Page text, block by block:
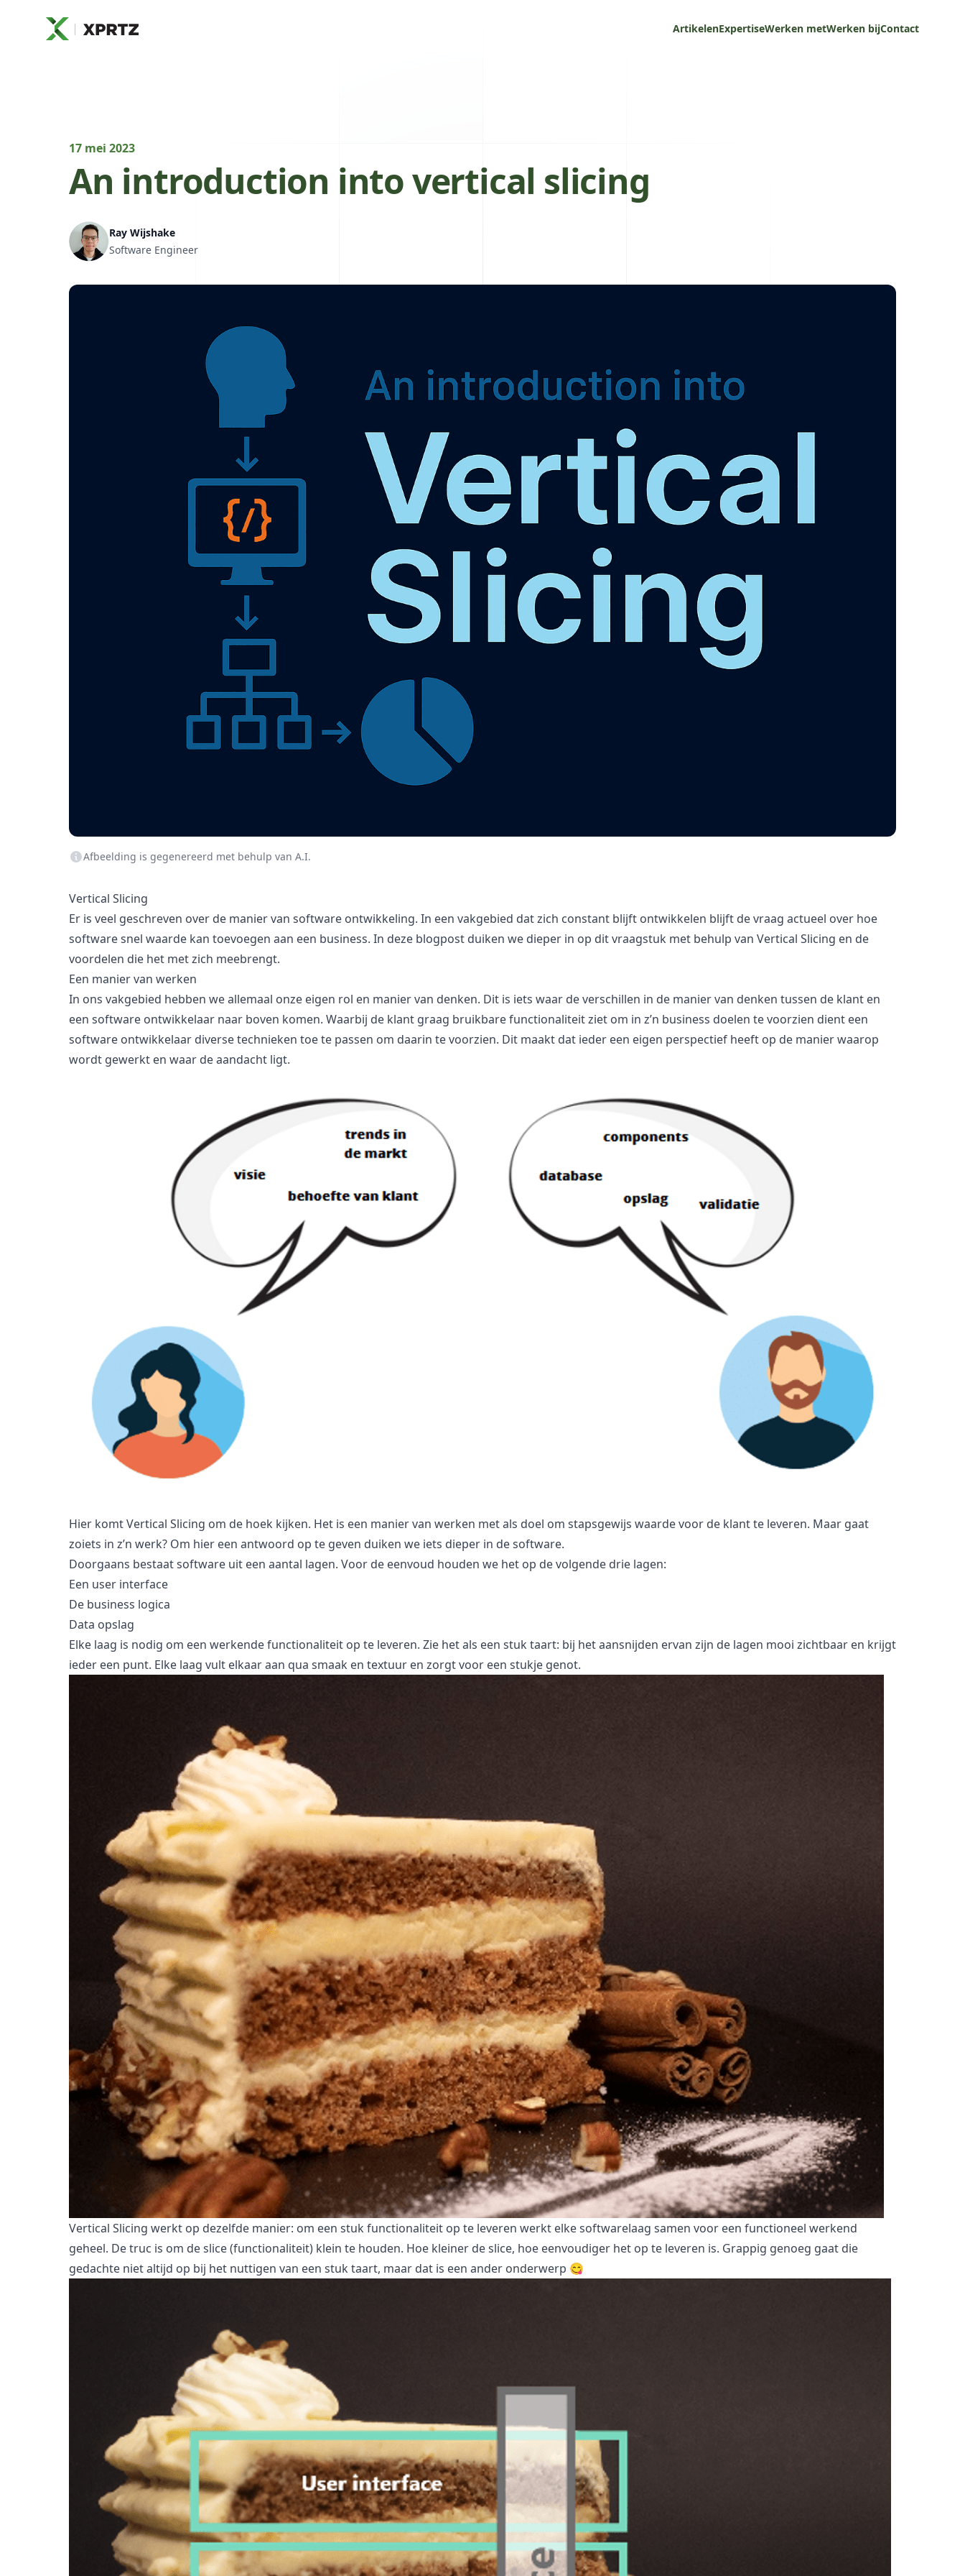
XPRTZ ArtikelenExpertiseWerken metWerken bijContact
17 mei 2023
An introduction into vertical slicing
Ray Wijshake
Software Engineer
Afbeelding is gegenereerd met behulp van A.I.
Vertical Slicing
Er is veel geschreven over de manier van software ontwikkeling. In een vakgebied dat zich constant blijft ontwikkelen blijft de vraag actueel over hoe
software snel waarde kan toevoegen aan een business. In deze blogpost duiken we dieper in op dit vraagstuk met behulp van Vertical Slicing en de
voordelen die het met zich meebrengt.
Een manier van werken
In ons vakgebied hebben we allemaal onze eigen rol en manier van denken. Dit is iets waar de verschillen in de manier van denken tussen de klant en
een software ontwikkelaar naar boven komen. Waarbij de klant graag bruikbare functionaliteit ziet om in z’n business doelen te voorzien dient een
software ontwikkelaar diverse technieken toe te passen om daarin te voorzien. Dit maakt dat ieder een eigen perspectief heeft op de manier waarop
wordt gewerkt en waar de aandacht ligt.
Hier komt Vertical Slicing om de hoek kijken. Het is een manier van werken met als doel om stapsgewijs waarde voor de klant te leveren. Maar gaat
zoiets in z’n werk? Om hier een antwoord op te geven duiken we iets dieper in de software.
Doorgaans bestaat software uit een aantal lagen. Voor de eenvoud houden we het op de volgende drie lagen:
Een user interface
De business logica
Data opslag
Elke laag is nodig om een werkende functionaliteit op te leveren. Zie het als een stuk taart: bij het aansnijden ervan zijn de lagen mooi zichtbaar en krijgt
ieder een punt. Elke laag vult elkaar aan qua smaak en textuur en zorgt voor een stukje genot.
Vertical Slicing werkt op dezelfde manier: om een stuk functionaliteit op te leveren werkt elke softwarelaag samen voor een functioneel werkend
geheel. De truc is om de slice (functionaliteit) klein te houden. Hoe kleiner de slice, hoe eenvoudiger het op te leveren is. Grappig genoeg gaat die
gedachte niet altijd op bij het nuttigen van een stuk taart, maar dat is een ander onderwerp 😋